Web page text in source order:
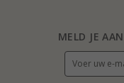
MELD JE